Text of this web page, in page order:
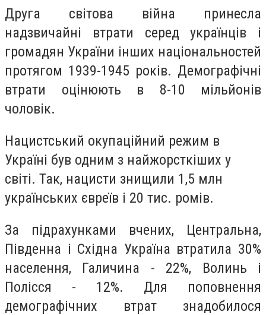
Друга світова війна принесла
надзвичайні втрати серед українців і
громадян України інших національностей
протягом 1939-1945 років. Демографічні
втрати оцінюють в 8-10 мільйонів
чоловік.
Нацистський окупаційний режим в
Україні був одним з найжорсткіших у
світі. Так, нацисти знищили 1,5 млн
українських євреїв і 20 тис. ромів.
За підрахунками вчених, Центральна,
Південна і Східна Україна втратила 30%
населення, Галичина - 22%, Волинь і
Полісся - 12%. Для поповнення
демографічних втрат знадобилося